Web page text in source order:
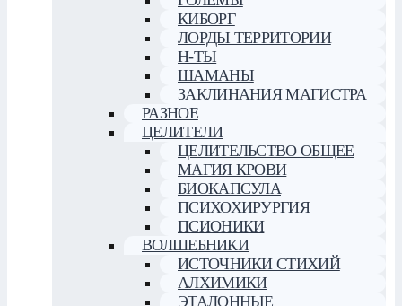
КИБОРГ
ЛОРДЫ ТЕРРИТОРИИ
Н-ТЫ
ШАМАНЫ
ЗАКЛИНАНИЯ МАГИСТРА
РАЗНОЕ
ЦЕЛИТЕЛИ
ЦЕЛИТЕЛЬСТВО ОБЩЕЕ
МАГИЯ КРОВИ
БИОКАПСУЛА
ПСИХОХИРУРГИЯ
ПСИОНИКИ
ВОЛШЕБНИКИ
ИСТОЧНИКИ СТИХИЙ
АЛХИМИКИ
ЭТАЛОННЫЕ